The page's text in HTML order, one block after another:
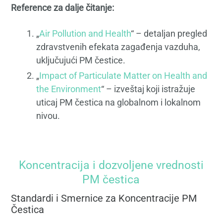
Reference za dalje čitanje:
„Air Pollution and Health“ – detaljan pregled
zdravstvenih efekata zagađenja vazduha,
uključujući PM čestice.
„Impact of Particulate Matter on Health and
the Environment“ – izveštaj koji istražuje
uticaj PM čestica na globalnom i lokalnom
nivou.
Koncentracija i dozvoljene vrednosti
PM čestica
Standardi i Smernice za Koncentracije PM
Čestica